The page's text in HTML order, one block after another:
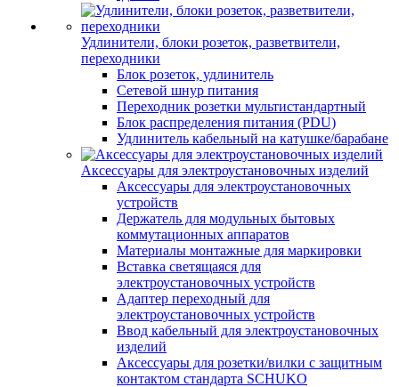
Удлинители, блоки розеток, разветвители,
переходники
Блок розеток, удлинитель
Сетевой шнур питания
Переходник розетки мультистандартный
Блок распределения питания (PDU)
Удлинитель кабельный на катушке/барабане
Аксессуары для электроустановочных изделий
Аксессуары для электроустановочных
устройств
Держатель для модульных бытовых
коммутационных аппаратов
Материалы монтажные для маркировки
Вставка светящаяся для
электроустановочных устройств
Адаптер переходный для
электроустановочных устройств
Ввод кабельный для электроустановочных
изделий
Аксессуары для розетки/вилки с защитным
контактом стандарта SCHUKO